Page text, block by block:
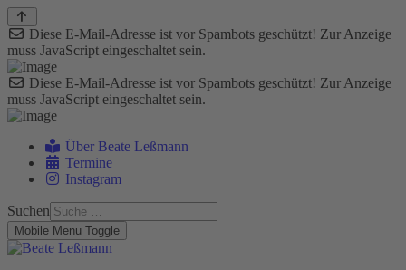
Diese E-Mail-Adresse ist vor Spambots geschützt! Zur Anzeige
muss JavaScript eingeschaltet sein.
Diese E-Mail-Adresse ist vor Spambots geschützt! Zur Anzeige
muss JavaScript eingeschaltet sein.
Über Beate Leßmann
Termine
Instagram
Suchen
Mobile Menu Toggle